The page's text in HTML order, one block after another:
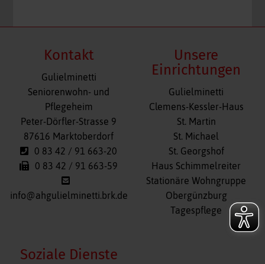
Kontakt
Gulielminetti
Seniorenwohn- und
Pflegeheim
Peter-Dörfler-Strasse 9
87616 Marktoberdorf
0 83 42 / 91 663-20
0 83 42 / 91 663-59
info@ahgulielminetti.brk.de
Unsere
Einrichtungen
Navigation
überspringen
Gulielminetti
Clemens-Kessler-Haus
St. Martin
St. Michael
St. Georgshof
Haus Schimmelreiter
Stationäre Wohngruppe
Obergünzburg
Tagespflege
Soziale Dienste